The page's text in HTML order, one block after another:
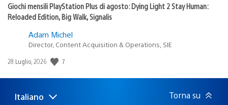
Giochi mensili PlayStation Plus di agosto: Dying Light 2 Stay Human:
Reloaded Edition, Big Walk, Signalis
Adam Michel
Director, Content Acquisition & Operations, SIE
Data
pubblicazione:
28 Luglio, 2026 7
Seleziona
Regione
Italiano Torna su